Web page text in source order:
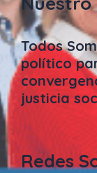
Todos
político
justicia
Redes